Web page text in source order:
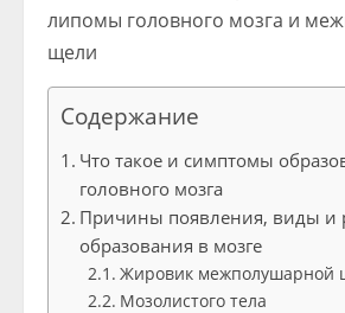
Содержание
Что такое и симптомы
головного мозга
Причины появления, виды и
образования в мозге
Жировик межполушарной
Мозолистого тела